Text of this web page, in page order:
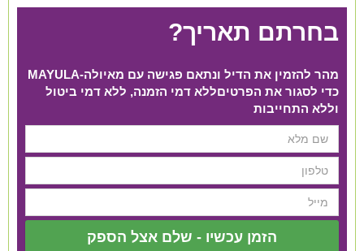
בחרתם תאריך?
מהר להזמין את הדיל ונתאם פגישה עם מאיולה-MAYULA
כדי לסגור את הפרטים​ ללא דמי הזמנה, ללא דמי ביטול
וללא התחייבות
הזמן עכשיו - שלם אצל הספק